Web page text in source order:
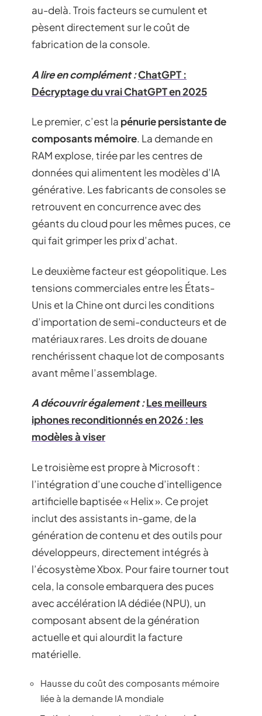
au-delà. Trois facteurs se cumulent et
pèsent directement sur le coût de
fabrication de la console.
A lire en complément :ChatGPT :
Décryptage du vrai ChatGPT en 2025
Le premier, c’est la pénurie persistante de
composants mémoire. La demande en
RAM explose, tirée par les centres de
données qui alimentent les modèles d’IA
générative. Les fabricants de consoles se
retrouvent en concurrence avec des
géants du cloud pour les mêmes puces, ce
qui fait grimper les prix d’achat.
Le deuxième facteur est géopolitique. Les
tensions commerciales entre les États-
Unis et la Chine ont durci les conditions
d’importation de semi-conducteurs et de
matériaux rares. Les droits de douane
renchérissent chaque lot de composants
avant même l’assemblage.
A découvrir également :Les meilleurs
iphones reconditionnés en 2026 : les
modèles à viser
Le troisième est propre à Microsoft :
l’intégration d’une couche d’intelligence
artificielle baptisée « Helix ». Ce projet
inclut des assistants in-game, de la
génération de contenu et des outils pour
développeurs, directement intégrés à
l’écosystème Xbox. Pour faire tourner tout
cela, la console embarquera des puces
avec accélération IA dédiée (NPU), un
composant absent de la génération
actuelle et qui alourdit la facture
matérielle.
Hausse du coût des composants mémoire
liée à la demande IA mondiale